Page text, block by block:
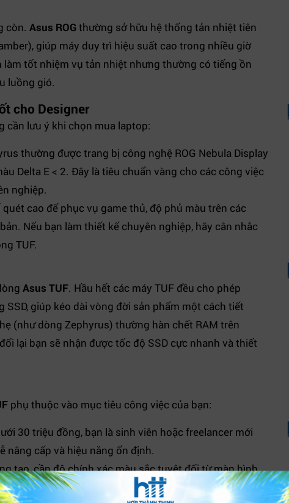
còn. Asus ROGthường sở hữu hệ thống tản nhiệt tiên
giúp máy duy trì hiệu suất cao trong nhiều giờ
làm tốt nhiệm vụ tản nhiệt nhưng thường có tiếng ồn
luồng gió.
cho Designer
cần lưu ý khi chọn mua laptop:
thường được trang bị công nghệ ROG Nebula Display
Delta E < 2. Đây là tiêu chuẩn vàng cho các công việc
nghiệp.
cao để phục vụ game thủ, độ phủ màu trên các
Nếu bạn làm thiết kế chuyên nghiệp, hãy cân nhắc
TUF.
Asus TUF. Hầu hết các máy TUF đều cho phép
giúp kéo dài vòng đời sản phẩm một cách tiết
(như dòng Zephyrus) thường hàn chết RAM trên
lại bạn sẽ nhận được tốc độ SSD cực nhanh và thiết
phụ thuộc vào mục tiêu công việc của bạn:
30 triệu đồng, bạn là sinh viên hoặc freelancer mới
nâng cấp và hiệu năng ổn định.
tạo, cần độ chính xác màu sắc tuyệt đối từ màn hình
đòi hỏi hiệu năng đỉnh cao cho các dự án 3D, render